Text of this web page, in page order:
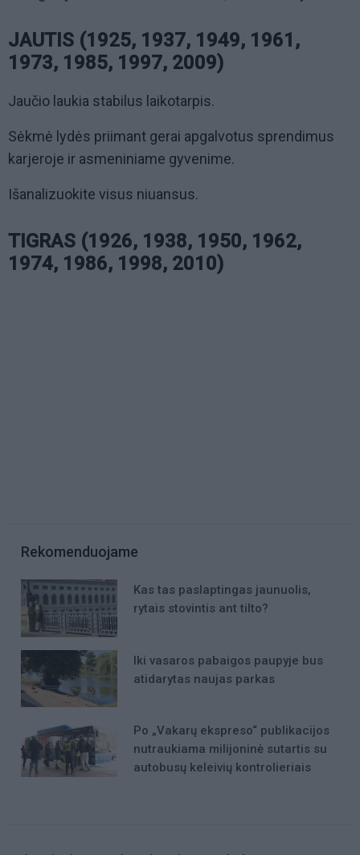
JAUTIS (1925, 1937, 1949, 1961,
1973, 1985, 1997, 2009)
Jaučio laukia stabilus laikotarpis.
Sėkmė lydės priimant gerai apgalvotus sprendimus
karjeroje ir asmeniniame gyvenime.
Išanalizuokite visus niuansus.
TIGRAS (1926, 1938, 1950, 1962,
1974, 1986, 1998, 2010)
Rekomenduojame
Kas tas paslaptingas jaunuolis,
rytais stovintis ant tilto?
Iki vasaros pabaigos paupyje bus
atidarytas naujas parkas
Po „Vakarų ekspreso“ publikacijos
nutraukiama milijoninė sutartis su
autobusų keleivių kontrolieriais